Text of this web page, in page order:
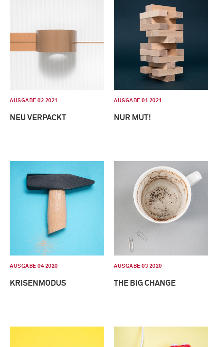
AUSGABE 02 2021
NEU VERPACKT
AUSGABE 01 2021
NUR MUT!
AUSGABE 04 2020
KRISENMODUS
AUSGABE 03 2020
THE BIG CHANGE